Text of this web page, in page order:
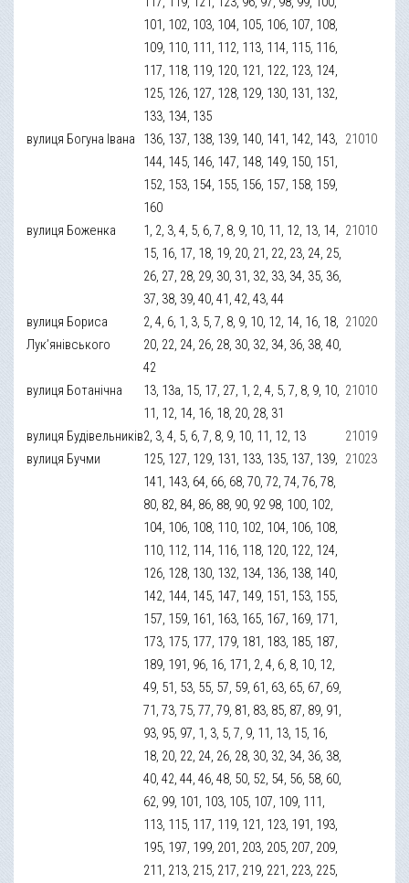
101, 102, 103, 104, 105, 106, 107, 108,
109, 110, 111, 112, 113, 114, 115, 116,
117, 118, 119, 120, 121, 122, 123, 124,
125, 126, 127, 128, 129, 130, 131, 132,
133, 134, 135
вулиця Богуна Івана
136, 137, 138, 139, 140, 141, 142, 143,
144, 145, 146, 147, 148, 149, 150, 151,
152, 153, 154, 155, 156, 157, 158, 159,
160
21010
вулиця Боженка
1, 2, 3, 4, 5, 6, 7, 8, 9, 10, 11, 12, 13, 14,
15, 16, 17, 18, 19, 20, 21, 22, 23, 24, 25,
26, 27, 28, 29, 30, 31, 32, 33, 34, 35, 36,
37, 38, 39, 40, 41, 42, 43, 44
21010
вулиця Бориса
Лук’янівського
2, 4, 6, 1, 3, 5, 7, 8, 9, 10, 12, 14, 16, 18,
20, 22, 24, 26, 28, 30, 32, 34, 36, 38, 40,
42
21020
вулиця Ботанічна
13, 13а, 15, 17, 27, 1, 2, 4, 5, 7, 8, 9, 10,
11, 12, 14, 16, 18, 20, 28, 31
21010
вулиця Будівельників2, 3, 4, 5, 6, 7, 8, 9, 10, 11, 12, 13
21019
вулиця Бучми
125, 127, 129, 131, 133, 135, 137, 139,
141, 143, 64, 66, 68, 70, 72, 74, 76, 78,
80, 82, 84, 86, 88, 90, 92 98, 100, 102,
104, 106, 108, 110, 102, 104, 106, 108,
110, 112, 114, 116, 118, 120, 122, 124,
126, 128, 130, 132, 134, 136, 138, 140,
142, 144, 145, 147, 149, 151, 153, 155,
157, 159, 161, 163, 165, 167, 169, 171,
173, 175, 177, 179, 181, 183, 185, 187,
189, 191, 96, 16, 171, 2, 4, 6, 8, 10, 12,
49, 51, 53, 55, 57, 59, 61, 63, 65, 67, 69,
71, 73, 75, 77, 79, 81, 83, 85, 87, 89, 91,
93, 95, 97, 1, 3, 5, 7, 9, 11, 13, 15, 16,
18, 20, 22, 24, 26, 28, 30, 32, 34, 36, 38,
40, 42, 44, 46, 48, 50, 52, 54, 56, 58, 60,
62, 99, 101, 103, 105, 107, 109, 111,
113, 115, 117, 119, 121, 123, 191, 193,
195, 197, 199, 201, 203, 205, 207, 209,
211, 213, 215, 217, 219, 221, 223, 225,
21023